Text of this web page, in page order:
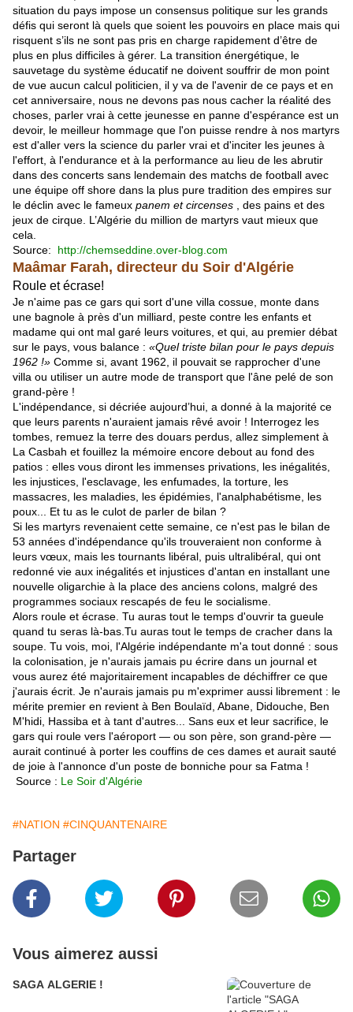
situation du pays impose un consensus politique sur les grands
défis qui seront là quels que soient les pouvoirs en place mais qui
risquent s’ils ne sont pas pris en charge rapidement d’être de
plus en plus difficiles à gérer. La transition énergétique, le
sauvetage du système éducatif ne doivent souffrir de mon point
de vue aucun calcul politicien, il y va de l'avenir de ce pays et en
cet anniversaire, nous ne devons pas nous cacher la réalité des
choses, parler vrai à cette jeunesse en panne d'espérance est un
devoir, le meilleur hommage que l'on puisse rendre à nos martyrs
est d'aller vers la science du parler vrai et d'inciter les jeunes à
l'effort, à l'endurance et à la performance au lieu de les abrutir
dans des concerts sans lendemain des matchs de football avec
une équipe off shore dans la plus pure tradition des empires sur
le déclin avec le fameux panem et circenses , des pains et des
jeux de cirque. L’Algérie du million de martyrs vaut mieux que
cela.
Source: http://chemseddine.over-blog.com
Maâmar Farah, directeur du Soir d'Algérie
Roule et écrase!
Je n'aime pas ce gars qui sort d'une villa cossue, monte dans
une bagnole à près d'un milliard, peste contre les enfants et
madame qui ont mal garé leurs voitures, et qui, au premier débat
sur le pays, vous balance : «Quel triste bilan pour le pays depuis
1962 !» Comme si, avant 1962, il pouvait se rapprocher d'une
villa ou utiliser un autre mode de transport que l'âne pelé de son
grand-père !
L'indépendance, si décriée aujourd’hui, a donné à la majorité ce
que leurs parents n'auraient jamais rêvé avoir ! Interrogez les
tombes, remuez la terre des douars perdus, allez simplement à
La Casbah et fouillez la mémoire encore debout au fond des
patios : elles vous diront les immenses privations, les inégalités,
les injustices, l'esclavage, les enfumades, la torture, les
massacres, les maladies, les épidémies, l'analphabétisme, les
poux... Et tu as le culot de parler de bilan ?
Si les martyrs revenaient cette semaine, ce n'est pas le bilan de
53 années d'indépendance qu'ils trouveraient non conforme à
leurs vœux, mais les tournants libéral, puis ultralibéral, qui ont
redonné vie aux inégalités et injustices d'antan en installant une
nouvelle oligarchie à la place des anciens colons, malgré des
programmes sociaux rescapés de feu le socialisme.
Alors roule et écrase. Tu auras tout le temps d'ouvrir ta gueule
quand tu seras là-bas.Tu auras tout le temps de cracher dans la
soupe. Tu vois, moi, l'Algérie indépendante m'a tout donné : sous
la colonisation, je n'aurais jamais pu écrire dans un journal et
vous aurez été majoritairement incapables de déchiffrer ce que
j'aurais écrit. Je n'aurais jamais pu m'exprimer aussi librement : le
mérite premier en revient à Ben Boulaïd, Abane, Didouche, Ben
M'hidi, Hassiba et à tant d'autres... Sans eux et leur sacrifice, le
gars qui roule vers l'aéroport — ou son père, son grand-père —
aurait continué à porter les couffins de ces dames et aurait sauté
de joie à l'annonce d'un poste de bonniche pour sa Fatma !
Source : Le Soir d'Algérie
#NATION #CINQUANTENAIRE
Partager
Vous aimerez aussi
SAGA ALGERIE !